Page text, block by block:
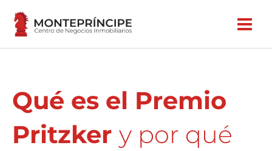
contenido
Qué es el Premio
Pritzker y por qué